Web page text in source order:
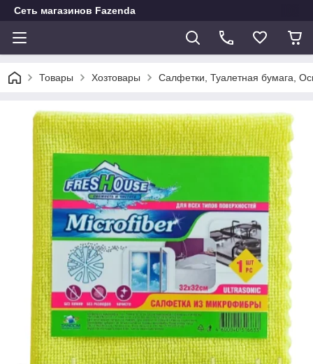
Сеть магазинов Fazenda
Товары Хозтовары Салфетки, Туалетная бумага,